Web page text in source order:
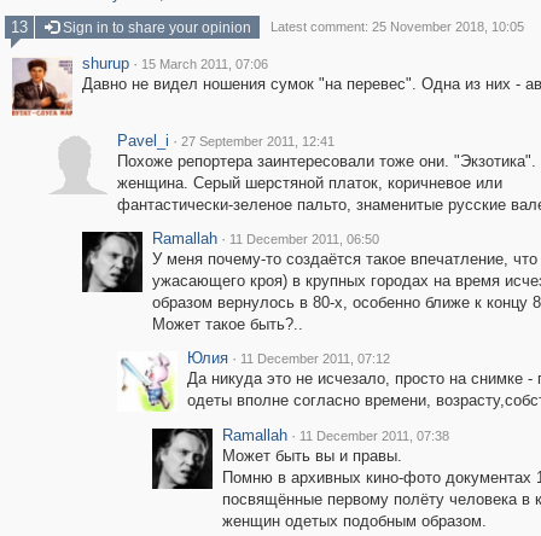
13
Sign in to share your opinion Latest comment: 25 November 2018, 10:05
shurup · 15 March 2011, 07:06
Давно не видел ношения сумок "на перевес". Одна из них -
Pavel_i · 27 September 2011, 12:41
Похоже репортера заинтересовали тоже они.
женщина. Серый шерстяной платок, коричневое или
фантастически-зеленое пальто, знаменитые русские
Ramallah · 11 December 2011, 06:50
У меня почему-то создаётся такое впечатление,
ужасающего кроя) в крупных городах на время
образом вернулось в 80-х, особенно ближе к концу
Может такое быть?..
Юлия · 11 December 2011, 07:12
Да никуда это не исчезало, просто на снимке
одеты вполне согласно времени,
Ramallah · 11 December 2011, 07:38
Может быть вы и правы.
Помню в архивных кино-фото документах
посвящённые первому полёту человека в
женщин одетых подобным образом.